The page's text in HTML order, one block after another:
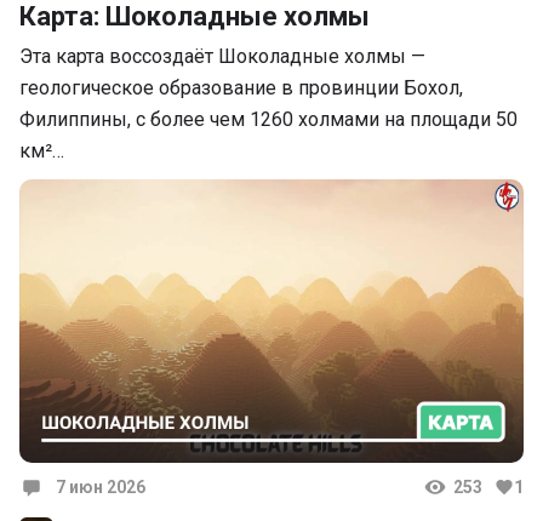
Карта: Шоколадные холмы
Эта карта воссоздаёт Шоколадные холмы —
геологическое образование в провинции Бохол,
Филиппины, с более чем 1260 холмами на площади 50
км²…
7 июн 2026 253 1